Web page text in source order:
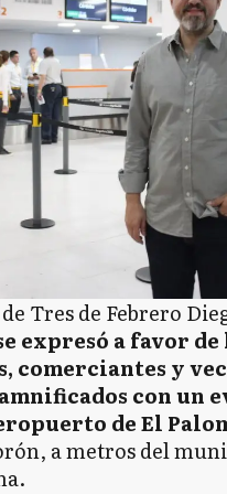
Tres de Febrero
expresó a favor de
comerciantes y
con un
de El
a metros del